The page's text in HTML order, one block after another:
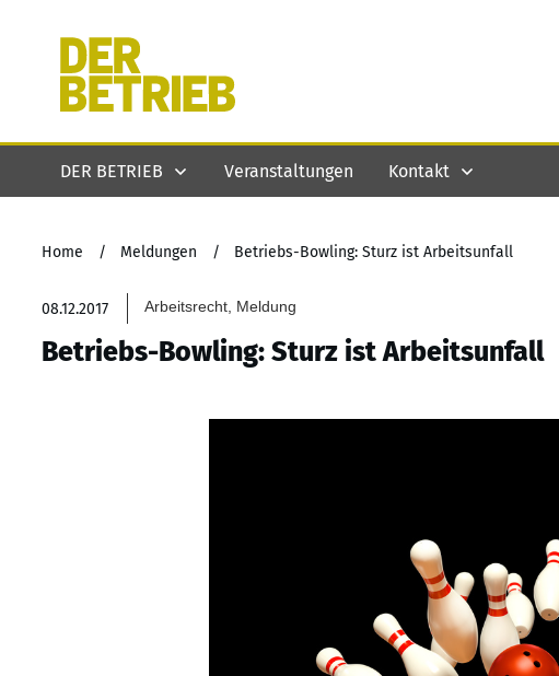
DER BETRIEB Veranstaltungen Kontakt
Home / Meldungen / Betriebs-Bowling: Sturz ist Arbeitsunfall
08.12.2017 Arbeitsrecht, Meldung
Betriebs-Bowling: Sturz ist Arbeitsunfall